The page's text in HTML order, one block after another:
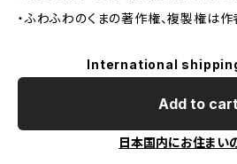
・ふわふわのくまの著作権、複製権は作
International
Add to
日本国内にお住まい